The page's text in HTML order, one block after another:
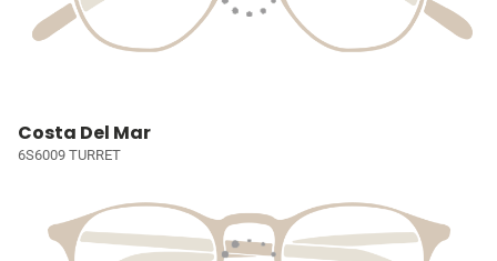
Costa Del Mar
6S6009 TURRET